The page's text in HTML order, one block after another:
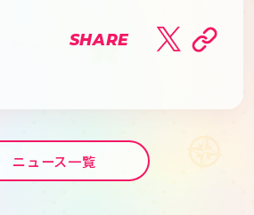
SHARE
ニュース一覧